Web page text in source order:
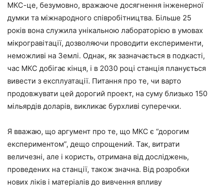
МКС-це, безумовно, вражаюче досягнення інженерної
думки та міжнародного співробітництва. Більше 25
років вона служила унікальною лабораторією в умовах
мікрогравітації, дозволяючи проводити експерименти,
неможливі на Землі. Однак, як зазначається в подкасті,
час МКС добігає кінця, і в 2030 році станція планується
вивести з експлуатації. Питання про те, чи варто
продовжувати цей дорогий проект, на суму близько 150
мільярдів доларів, викликає бурхливі суперечки.
Я вважаю, що аргумент про те, що МКС є “дорогим
експериментом”, дещо спрощений. Так, витрати
величезні, але і користь, отримана від досліджень,
проведених на станції, також значна. Від розробки
нових ліків і матеріалів до вивчення впливу